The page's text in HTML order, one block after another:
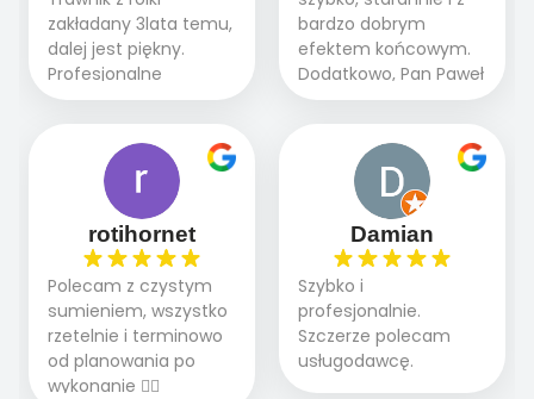
plusem. Teraz razem
z dzieckiem i małym
pieskiem cieszymy się
pięknym trawnikiem :)
A trawa robi efekt
nasze oczekiwania.
Polecamy tę firmę
wszystkim , którzy
marzą o pięknym
zakładany 3lata temu,
dalej jest piękny.
Profesjonalne
podejście do pracy,
2 zlecenia na rolkę.
Polecam.
bardzo dobrym
efektem końcowym.
Dodatkowo, Pan Paweł
chętnie udziela porad
rotihornet
Polecam z czystym
sumieniem, wszystko
rzetelnie i terminowo
od planowania po
wykonanie 👍🏻
Damian
Szybko i
profesjonalnie.
Szczerze polecam
usługodawcę.